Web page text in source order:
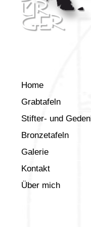
Home
Grabtafeln
Stifter- und
Bronzetafeln
Galerie
Kontakt
Über mich